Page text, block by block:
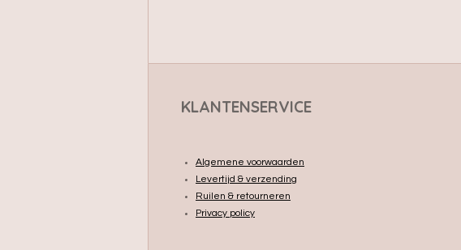
KLANTENSERVICE
Algemene voorwaarden
Levertijd & verzending
Ruilen & retourneren
Privacy policy